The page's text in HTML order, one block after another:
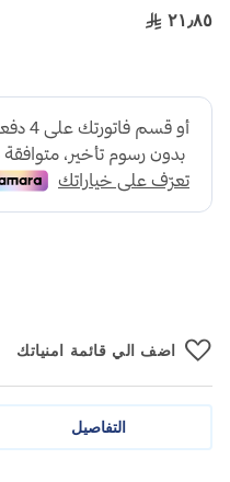
٢١٫٨٥
اضف الي قائمة امنياتك
التفاصيل